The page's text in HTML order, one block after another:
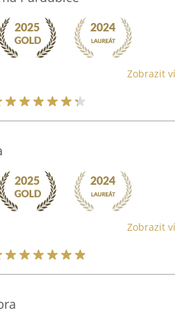
Zobrazit
Zobrazit